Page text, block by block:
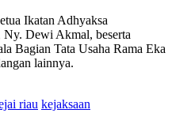
Ikatan Adhyaksa
Dewi Akmal, beserta
Bagian Tata Usaha Rama Eka
lainnya.
riau kejaksaan